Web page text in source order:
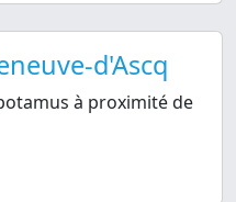
d'Ascq
à proximité de